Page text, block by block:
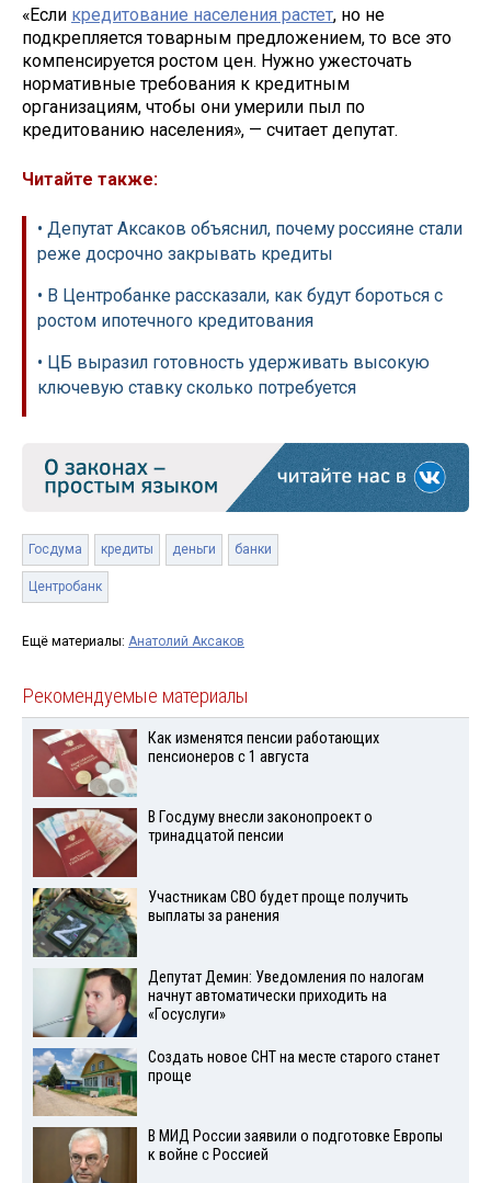
«Если кредитование населения растет, но не
подкрепляется товарным предложением, то все это
компенсируется ростом цен. Нужно ужесточать
нормативные требования к кредитным
организациям, чтобы они умерили пыл по
кредитованию населения», — считает депутат.
Читайте также:
• Депутат Аксаков объяснил, почему россияне стали
реже досрочно закрывать кредиты
• В Центробанке рассказали, как будут бороться с
ростом ипотечного кредитования
• ЦБ выразил готовность удерживать высокую
ключевую ставку сколько потребуется
Госдума кредиты деньги банки
Центробанк
Ещё материалы: Анатолий Аксаков
Рекомендуемые материалы
Как изменятся пенсии работающих
пенсионеров с 1 августа
В Госдуму внесли законопроект о
тринадцатой пенсии
Участникам СВО будет проще получить
выплаты за ранения
Депутат Демин: Уведомления по налогам
начнут автоматически приходить на
«Госуслуги»
Создать новое СНТ на месте старого станет
проще
В МИД России заявили о подготовке Европы
к войне с Россией